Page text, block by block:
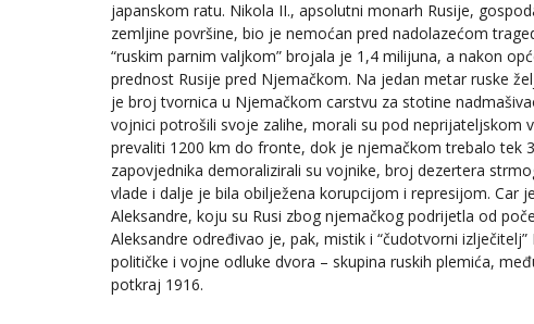
japanskom ratu. Nikola II., apsolutni monarh Rusije,
zemljine površine, bio je nemoćan pred nadolazećom
“ruskim parnim valjkom” brojala je 1,4 milijuna, a nakon
prednost Rusije pred Njemačkom. Na jedan metar ruske
je broj tvornica u Njemačkom carstvu za stotine
vojnici potrošili svoje zalihe, morali su pod neprijateljskom
prevaliti 1200 km do fronte, dok je njemačkom trebalo tek
zapovjednika demoralizirali su vojnike, broj dezertera
vlade i dalje je bila obilježena korupcijom i represijom. Car
Aleksandre, koju su Rusi zbog njemačkog podrijetla od
Aleksandre određivao je, pak, mistik i “čudotvorni
političke i vojne odluke dvora – skupina ruskih plemića,
potkraj 1916.